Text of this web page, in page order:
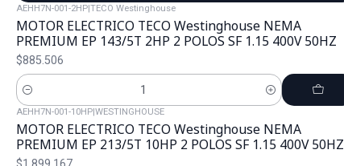
AEHH7N-001-2HP|TECO Westinghouse
MOTOR ELECTRICO TECO Westinghouse NEMA
PREMIUM EP 143/5T 2HP 2 POLOS SF 1.15 400V 50HZ
$885.506
Cantidad
AEHH7N-001-10HP|WESTINGHOUSE
MOTOR ELECTRICO TECO Westinghouse NEMA
PREMIUM EP 213/5T 10HP 2 POLOS SF 1.15 400V 50HZ